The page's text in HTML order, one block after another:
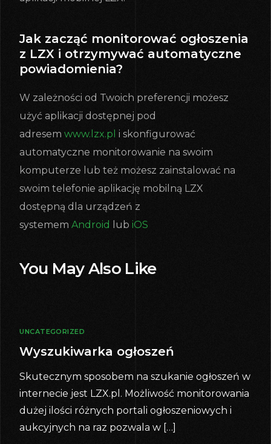
Jak zacząć monitorować ogłoszenia
z LZX i otrzymywać automatyczne
powiadomienia?
W zależności od Twoich preferencji możesz
użyć aplikacji dostępnej pod
adresemwww.lzx.pl i skonfigurować
automatyczne monitorowanie na swoim
komputerze lub też możesz zainstalować na
swoim telefonie aplikację mobilną LZX
dostępną dla urządzeń z
systememAndroid lubiOS
You May Also Like
UNCATEGORIZED
Wyszukiwarka ogłoszeń
Skutecznym sposobem na szukanie ogłoszeń w
internecie jest LZX.pl. Możliwość monitorowania
dużej ilości różnych portali ogłoszeniowych i
aukcyjnych na raz pozwala w […]